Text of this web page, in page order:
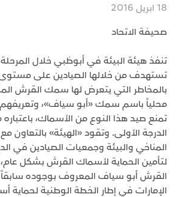
18 ابريل 2016
صحيفة الاتحاد
تنفذ هيئة البيئة في أبوظبي خلال
تستهدف من خلالها الصيادين على مستوى
بالمخاطر التي يتعرض لها سمك القرش
محلياً باسم سمك «أبو سياف»، وتعريفهم
تمنع صيد هذا النوع من الأسماك،
الدرجة الأولى. وتقود «الهيئة» بالتعاون مع
المناخي والبيئة وجمعيات الصيادين في
لتأمين الحماية لأسماك القرش بشكل
القرش أبو سياف المعروف بوجوده
الإمارات في إطار الخطة الوطنية